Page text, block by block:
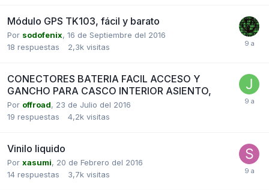
Módulo GPS TK103, fácil y barato
Por sodofenix, 16 de Septiembre del 2016
18 respuestas 2,3k visitas
CONECTORES BATERIA FACIL ACCESO Y
GANCHO PARA CASCO INTERIOR ASIENTO,
Por offroad, 23 de Julio del 2016
19 respuestas 4,2k visitas
Vinilo liquido
Por xasumi, 20 de Febrero del 2016
14 respuestas 3,7k visitas